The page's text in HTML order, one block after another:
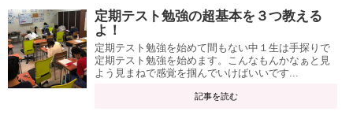
定期テスト勉強の超基本を３つ教える
よ！
定期テスト勉強を始めて間もない中１生は手探りで
定期テスト勉強を始めます。こんなもんかなぁと見
よう見まねで感覚を掴んでいけばいいです...
記事を読む